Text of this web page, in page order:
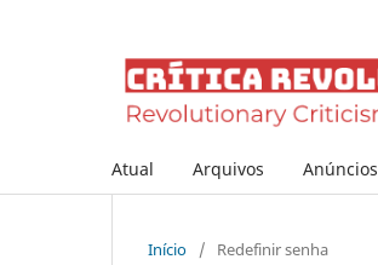
Atual Arquivos Anúncios
Início / Redefinir senha